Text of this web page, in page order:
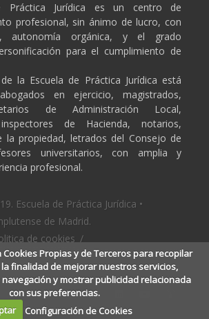
Práctica Jurídica es un centro de
profesional, sin ánimo de lucro, con
autonomía orgánica, y el grado
para el cumplimiento de
la Escuela de Práctica Jurídica está
en ejercicio, magistrados,
de Administración Local,
de Hacienda, notarios,
la propiedad, letrados del Consejo de
universitarios, con amplia y
profesional.
Escuela de Práctica Jurídica •
de Madrid.
de cookies /
Cookies Propias y de Terceros para recopilar
finalidad de mejorar nuestros servicios,
y mostrar publicidad relacionada
con sus preferencias.
Configuración de Cookies